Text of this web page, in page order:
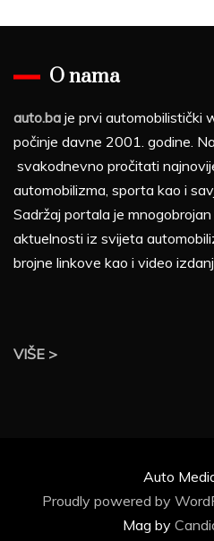
O nama
auto.ba je prvi automobilistički
počinje davne 2001. godine.
svakodnevno pročitati
automobilizma, sporta kao i
Sadržaj portala je
aktuelnosti iz svijeta
brojne linkove kao i video
VIŠE >
Auto
Proudly powered by
Mag by